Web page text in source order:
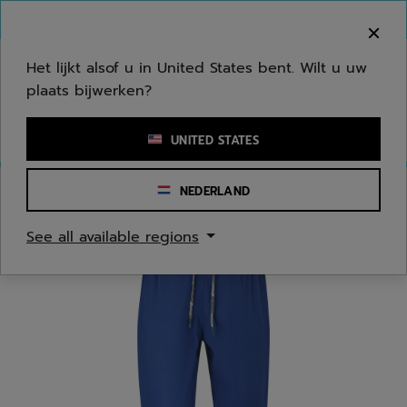
Een zoekwoord of een artikelnummer invoeren
Het lijkt alsof u in United States bent. Wilt u uw
plaats bijwerken?
UNITED STATES
NEDERLAND
See all available regions